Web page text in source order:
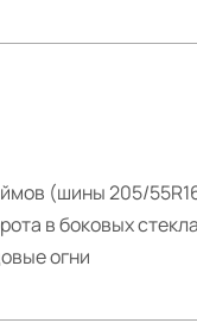
(шины 205/
в боковых
огни